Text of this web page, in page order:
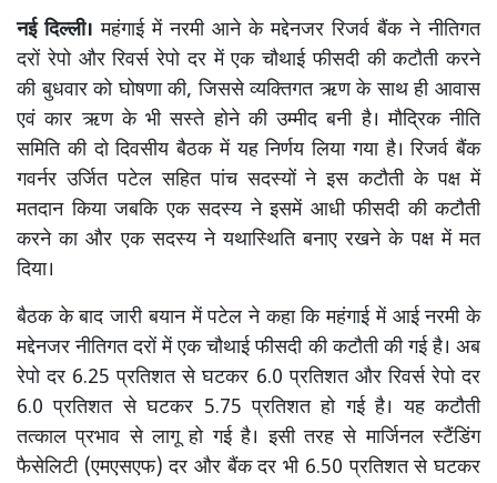
नई दिल्ली। महंगाई में नरमी आने के मद्देनजर रिजर्व बैंक ने नीतिगत
दरों रेपो और रिवर्स रेपो दर में एक चौथाई फीसदी की कटौती करने
की बुधवार को घोषणा की, जिससे व्यक्तिगत ऋण के साथ ही आवास
एवं कार ऋण के भी सस्ते होने की उम्मीद बनी है। मौद्रिक नीति
समिति की दो दिवसीय बैठक में यह निर्णय लिया गया है। रिजर्व बैंक
गवर्नर उर्जित पटेल सहित पांच सदस्यों ने इस कटौती के पक्ष में
मतदान किया जबकि एक सदस्य ने इसमें आधी फीसदी की कटौती
करने का और एक सदस्य ने यथास्थिति बनाए रखने के पक्ष में मत
दिया।
बैठक के बाद जारी बयान में पटेल ने कहा कि महंगाई में आई नरमी के
मद्देनजर नीतिगत दरों में एक चौथाई फीसदी की कटौती की गई है। अब
रेपो दर 6.25 प्रतिशत से घटकर 6.0 प्रतिशत और रिवर्स रेपो दर
6.0 प्रतिशत से घटकर 5.75 प्रतिशत हो गई है। यह कटौती
तत्काल प्रभाव से लागू हो गई है। इसी तरह से मार्जिनल स्टैंडिंग
फैसेलिटी (एमएसएफ) दर और बैंक दर भी 6.50 प्रतिशत से घटकर